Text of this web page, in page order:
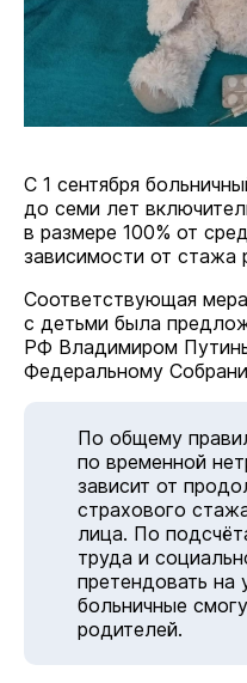
С 1 сентября
до семи лет
в размере 100% от
зависимости от стажа
Соответствующая
с детьми была
РФ Владимиром
Федеральному
По общему
по временной
зависит от
страхового
лица. По
труда и
претендовать на
больничные
родителей.